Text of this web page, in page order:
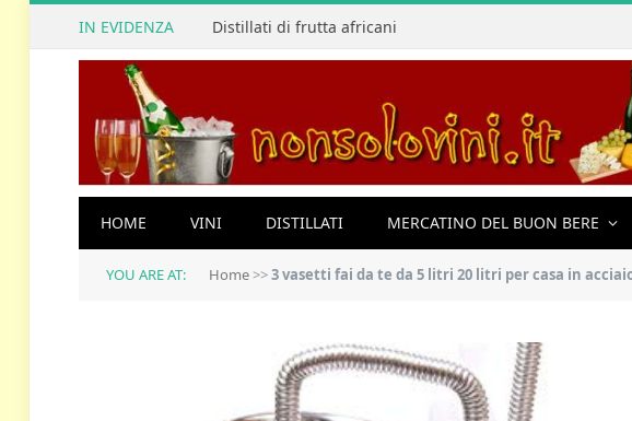
IN EVIDENZA Distillati di frutta africani
HOME VINI DISTILLATI MERCATINO DEL BUON BERE
YOU ARE AT: Home>>3 vasetti fai da te da 5 litri 20 litri per casa in